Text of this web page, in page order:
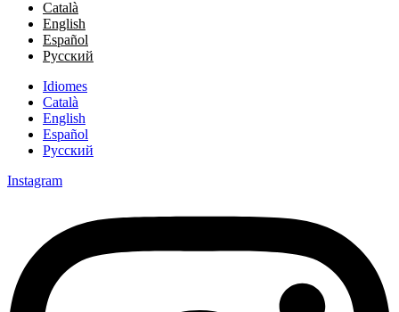
Català
English
Español
Русский
Idiomes
Català
English
Español
Русский
Instagram